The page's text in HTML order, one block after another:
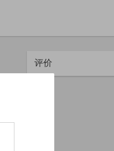
评价